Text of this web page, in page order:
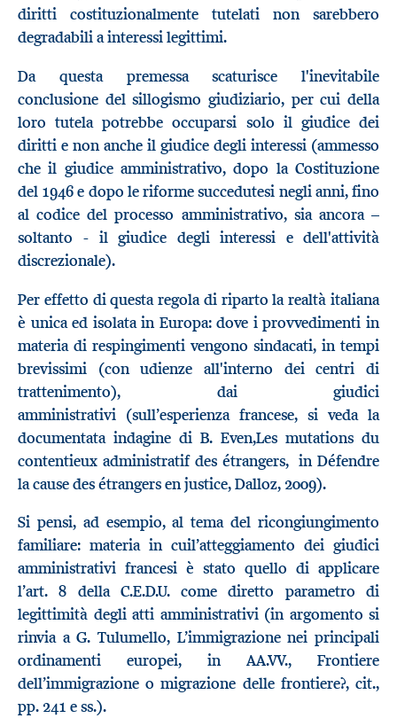
diritti costituzionalmente tutelati non sarebbero
degradabili a interessi legittimi.
Da questa premessa scaturisce l'inevitabile
conclusione del sillogismo giudiziario, per cui della
loro tutela potrebbe occuparsi solo il giudice dei
diritti e non anche il giudice degli interessi (ammesso
che il giudice amministrativo, dopo la Costituzione
del 1946 e dopo le riforme succedutesi negli anni, fino
al codice del processo amministrativo, sia ancora –
soltanto - il giudice degli interessi e dell'attività
discrezionale).
Per effetto di questa regola di riparto la realtà italiana
è unica ed isolata in Europa: dove i provvedimenti in
materia di respingimenti vengono sindacati, in tempi
brevissimi (con udienze all'interno dei centri di
trattenimento), dai giudici
amministrativi (sull’esperienza francese, si veda la
documentata indagine di B. Even,Les mutations du
contentieux administratif des étrangers, in Défendre
la cause des étrangers en justice, Dalloz, 2009).
Si pensi, ad esempio, al tema del ricongiungimento
familiare: materia in cuil’atteggiamento dei giudici
amministrativi francesi è stato quello di applicare
l’art. 8 della C.E.D.U. come diretto parametro di
legittimità degli atti amministrativi (in argomento si
rinvia a G. Tulumello, L’immigrazione nei principali
ordinamenti europei, in AA.VV., Frontiere
dell’immigrazione o migrazione delle frontiere?, cit.,
pp. 241 e ss.).